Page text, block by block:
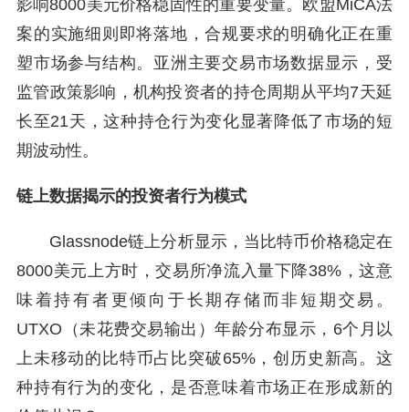
影响8000美元价格稳固性的重要变量。欧盟MiCA法
案的实施细则即将落地，合规要求的明确化正在重
塑市场参与结构。亚洲主要交易市场数据显示，受
监管政策影响，机构投资者的持仓周期从平均7天延
长至21天，这种持仓行为变化显著降低了市场的短
期波动性。
链上数据揭示的投资者行为模式
Glassnode链上分析显示，当比特币价格稳定在
8000美元上方时，交易所净流入量下降38%，这意
味着持有者更倾向于长期存储而非短期交易。
UTXO（未花费交易输出）年龄分布显示，6个月以
上未移动的比特币占比突破65%，创历史新高。这
种持有行为的变化，是否意味着市场正在形成新的